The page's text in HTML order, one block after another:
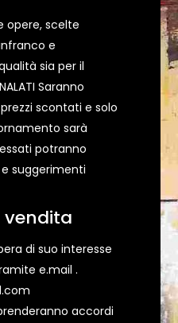
opere, scelte
e
sia per il
Saranno
scontati e solo
sarà
potranno
suggerimenti
vendita
di suo interesse
e.mail .
accordi